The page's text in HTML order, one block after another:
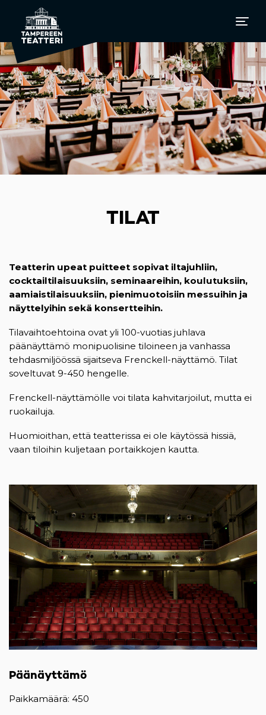
TILAT
Teatterin upeat puitteet sopivat iltajuhliin,
cocktailtilaisuuksiin, seminaareihin, koulutuksiin,
aamiaistilaisuuksiin, pienimuotoisiin messuihin ja
näyttelyihin sekä konsertteihin.
Tilavaihtoehtoina ovat yli 100-vuotias juhlava
päänäyttämö monipuolisine tiloineen ja vanhassa
tehdasmiljöössä sijaitseva Frenckell-näyttämö. Tilat
soveltuvat 9-450 hengelle.
Frenckell-näyttämölle voi tilata kahvitarjoilut, mutta ei
ruokailuja.
Huomioithan, että teatterissa ei ole käytössä hissiä,
vaan tiloihin kuljetaan portaikkojen kautta.
Päänäyttämö
Paikkamäärä: 450